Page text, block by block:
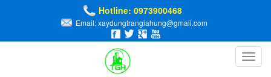
Hotline: 0973900468
Email: xaydungtrangiahung@gmail.com